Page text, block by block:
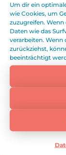
Um dir ein
wie Cookies, um
zuzugreifen.
Daten wie das
verarbeiten.
zurückziehst,
beeinträchtigt